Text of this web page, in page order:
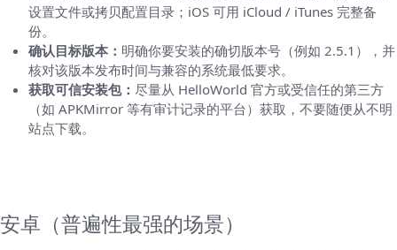
设置文件或拷贝配置目录；iOS 可用 iCloud / iTunes 完整备
份。
确认目标版本： 明确你要安装的确切版本号（例如 2.5.1），并
核对该版本发布时间与兼容的系统最低要求。
获取可信安装包： 尽量从 HelloWorld 官方或受信任的第三方
（如 APKMirror 等有审计记录的平台）获取，不要随便从不明
站点下载。
安卓（普遍性最强的场景）